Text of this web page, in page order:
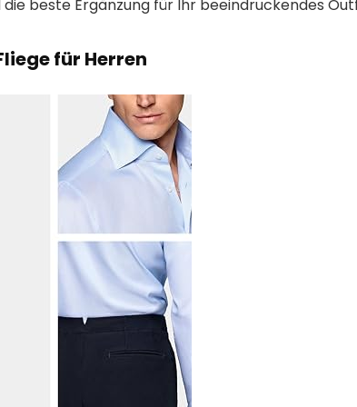
die beste Ergänzung für Ihr beeindruckendes
für Herren